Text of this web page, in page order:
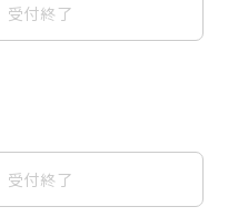
受付終了
受付終了